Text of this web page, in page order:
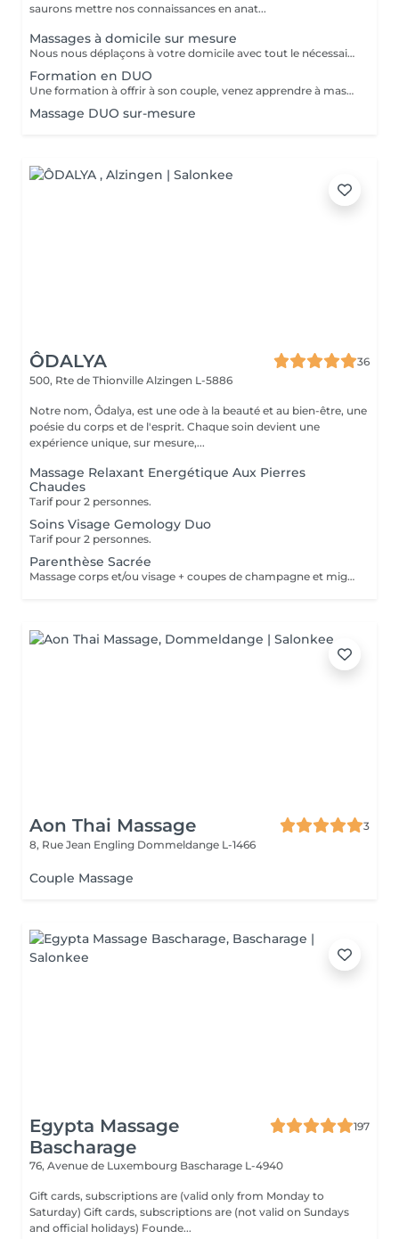
saurons mettre nos connaissances en anat...
Massages à domicile sur mesure
Nous nous déplaçons à votre domicile avec tout le nécessaire (table, serviettes, huile...) Déplacement à Luxembourg ville ou proche uniquement A noter que le massage durera entre 1h et 1h30 (selon votre réservation) après le temps de trajet. Ainsi si vous réservez pour 12h, prévoyez que le massage commence vers 12h30. Ce temps de trajet n'est pas facturé mais il est à prendre en compte dans le planning Merci de réserver ce service à domicile uniquement si vous souhaitez recevoir un massage dans le respect, aucune avance ou geste déplacé ne serait toléré.
Formation en DUO
Une formation à offrir à son couple, venez apprendre à masser votre conjoint/e et découvrir les secret pour un massage à la maison facile à mettre en place, à réaliser, et sans vous faire mal Programme: - La séance commencera par un massage en DUO de 45 minutes où l'on massera le plus de zones possibles pour que vous puissiez décider les quelles et quelles techniques vous préférez - Puis, sur la base de vos préférences, l'heure suivante sera dédiée à vous enseigner ces techniques à tous les 2 Ainsi, par exemple, si madame préfère le dos, alors monsieur apprendra à le lui masser, avant d'échanger les rôles Possibilité de repartir avec une table de massage pliante à installer chez vous pour 150€ Formation également possible entre amies
Massage DUO sur-mesure
ÔDALYA
36
500, Rte de Thionville Alzingen L-5886
Notre nom, Ôdalya, est une ode à la beauté et au bien-être, une
poésie du corps et de l'esprit. Chaque soin devient une
expérience unique, sur mesure,...
Massage Relaxant Energétique Aux Pierres
Chaudes
Tarif pour 2 personnes.
Soins Visage Gemology Duo
Tarif pour 2 personnes.
Parenthèse Sacrée
Massage corps et/ou visage + coupes de champagne et mignardises sucrées.
Aon Thai Massage
3
8, Rue Jean Engling Dommeldange L-1466
Couple Massage
Egypta Massage
Bascharage
197
76, Avenue de Luxembourg Bascharage L-4940
Gift cards, subscriptions are (valid only from Monday to
Saturday) Gift cards, subscriptions are (not valid on Sundays
and official holidays) Founde...